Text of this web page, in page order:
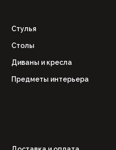
Стулья
Столы
Диваны и кресла
Предметы интерьера